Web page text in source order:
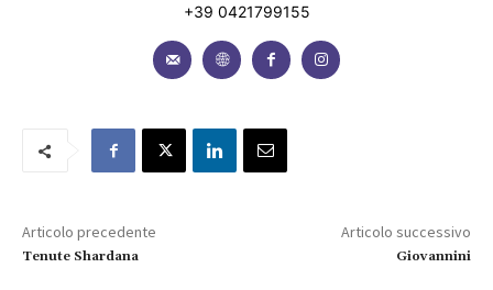
+39 0421799155
Articolo precedente
Tenute Shardana
Articolo successivo
Giovannini